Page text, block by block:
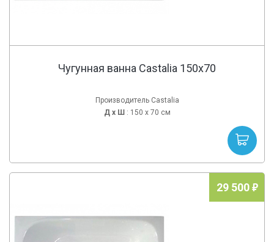
Чугунная ванна Castalia 150x70
Производитель Castalia
Д х Ш : 150 x 70 см
29 500